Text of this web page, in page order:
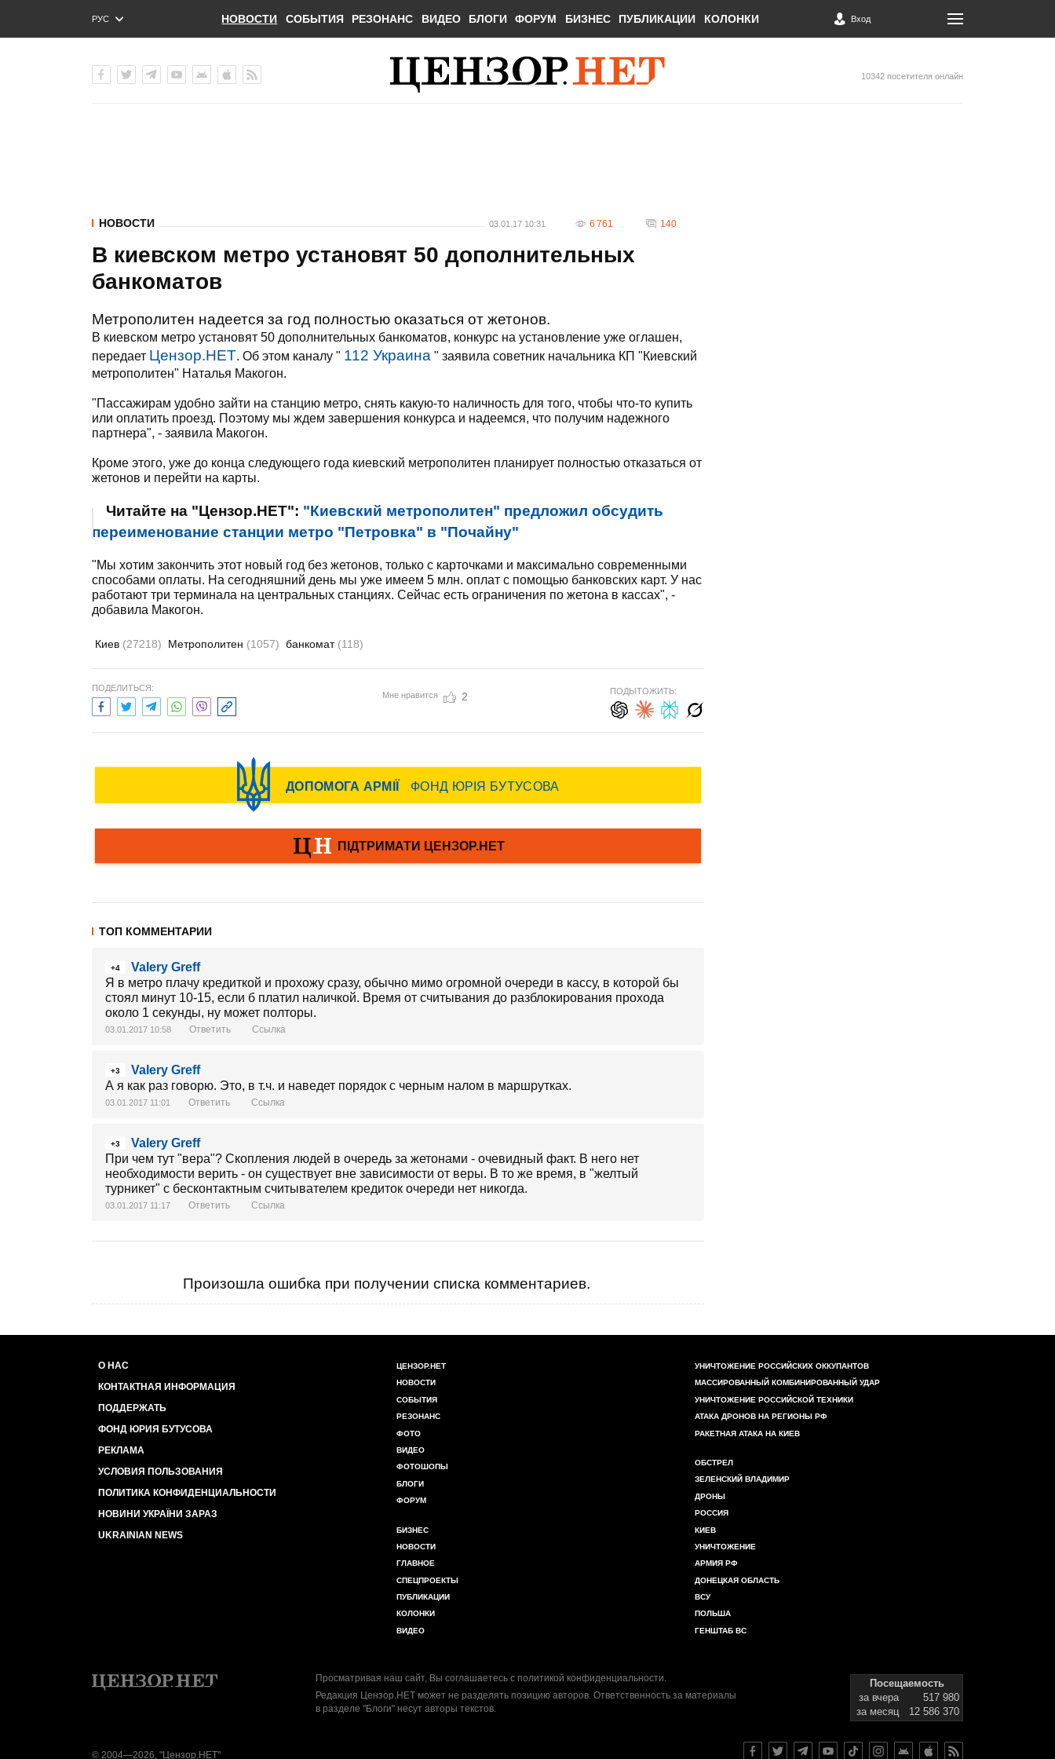
РУС
ENG
НОВОСТИ СОБЫТИЯ РЕЗОНАНС ВИДЕО БЛОГИ ФОРУМ БИЗНЕС ПУБЛИКАЦИИ КОЛОНКИ Вход
10342 посетителя онлайн
НОВОСТИ 03.01.17 10:31 6 761 140
В киевском метро установят 50 дополнительных
банкоматов
Метрополитен надеется за год полностью оказаться от жетонов.
В киевском метро установят 50 дополнительных банкоматов, конкурс на установление уже оглашен,
передает Цензор.НЕТ. Об этом каналу " 112 Украина " заявила советник начальника КП "Киевский
метрополитен" Наталья Макогон.
"Пассажирам удобно зайти на станцию ​​метро, ​​снять какую-то наличность для того, чтобы что-то купить
или оплатить проезд. Поэтому мы ждем завершения конкурса и надеемся, что получим надежного
партнера", - заявила Макогон.
Кроме этого, уже до конца следующего года киевский метрополитен планирует полностью отказаться от
жетонов и перейти на карты.
Читайте на "Цензор.НЕТ": "Киевский метрополитен" предложил обсудить
переименование станции метро "Петровка" в "Почайну"
"Мы хотим закончить этот новый год без жетонов, только с карточками и максимально современными
способами оплаты. На сегодняшний день мы уже имеем 5 млн. оплат с помощью банковских карт. У нас
работают три терминала на центральных станциях. Сейчас есть ограничения по жетона в кассах", -
добавила Макогон.
Киев (27218) Метрополитен (1057) банкомат (118)
ПОДЕЛИТЬСЯ:
Мне нравится 2 ПОДЫТОЖИТЬ:
ТОП КОММЕНТАРИИ
+4
Valery Greff
Я в метро плачу кредиткой и прохожу сразу, обычно мимо огромной очереди в кассу, в которой бы
стоял минут 10-15, если б платил наличкой. Время от считывания до разблокирования прохода
около 1 секунды, ну может полторы.
03.01.2017 10:58 Ответить Ссылка
+3
Valery Greff
А я как раз говорю. Это, в т.ч. и наведет порядок с черным налом в маршрутках.
03.01.2017 11:01 Ответить Ссылка
+3
Valery Greff
При чем тут "вера"? Скопления людей в очередь за жетонами - очевидный факт. В него нет
необходимости верить - он существует вне зависимости от веры. В то же время, в "желтый
турникет" с бесконтактным считывателем кредиток очереди нет никогда.
03.01.2017 11:17 Ответить Ссылка
Произошла ошибка при получении списка комментариев.
О НАС
КОНТАКТНАЯ ИНФОРМАЦИЯ
ПОДДЕРЖАТЬ
ФОНД ЮРИЯ БУТУСОВА
РЕКЛАМА
УСЛОВИЯ ПОЛЬЗОВАНИЯ
ПОЛИТИКА КОНФИДЕНЦИАЛЬНОСТИ
НОВИНИ УКРАЇНИ ЗАРАЗ
UKRAINIAN NEWS
ЦЕНЗОР.НЕТ
НОВОСТИ
СОБЫТИЯ
РЕЗОНАНС
ФОТО
ВИДЕО
ФОТОШОПЫ
БЛОГИ
ФОРУМ
БИЗНЕС
НОВОСТИ
ГЛАВНОЕ
СПЕЦПРОЕКТЫ
ПУБЛИКАЦИИ
КОЛОНКИ
ВИДЕО
УНИЧТОЖЕНИЕ РОССИЙСКИХ ОККУПАНТОВ
МАССИРОВАННЫЙ КОМБИНИРОВАННЫЙ УДАР
УНИЧТОЖЕНИЕ РОССИЙСКОЙ ТЕХНИКИ
АТАКА ДРОНОВ НА РЕГИОНЫ РФ
РАКЕТНАЯ АТАКА НА КИЕВ
ОБСТРЕЛ
ЗЕЛЕНСКИЙ ВЛАДИМИР
ДРОНЫ
РОССИЯ
КИЕВ
УНИЧТОЖЕНИЕ
АРМИЯ РФ
ДОНЕЦКАЯ ОБЛАСТЬ
ВСУ
ПОЛЬША
ГЕНШТАБ ВС
Просматривая наш сайт, Вы соглашаетесь с политикой конфиденциальности.
Редакция Цензор.НЕТ может не разделять позицию авторов. Ответственность за материалы
в разделе "Блоги" несут авторы текстов.
Посещаемость
за вчера
517 980
за месяц
12 586 370
© 2004—2026, "Цензор.НЕТ"